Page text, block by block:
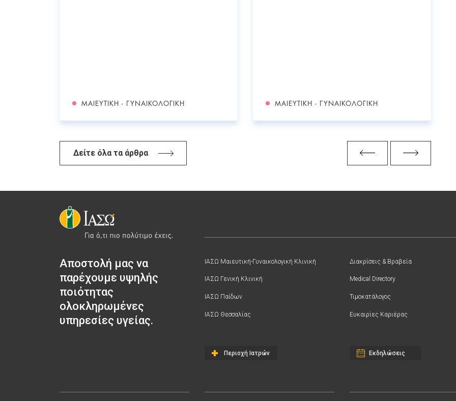
ΜΑΙΕΥΤΙΚΉ - ΓΥΝΑΙΚΟΛΟΓΙΚΉ ΜΑΙΕΥΤΙΚΉ - ΓΥΝΑΙΚΟΛΟΓΙΚΉ
Δείτε όλα τα άρθρα
Αποστολή μας να
παρέχουμε υψηλής
ποιότητας
ολοκληρωμένες
υπηρεσίες υγείας.
ΙΑΣΩ Μαιευτική-Γυναικολογική Κλινική
ΙΑΣΩ Γενική Κλινική
ΙΑΣΩ Παίδων
ΙΑΣΩ Θεσσαλίας
Περιοχή Ιατρών
Διακρίσεις & Βραβεία
Medical Directory
Τιμοκατάλογος
Ευκαιρίες Καριέρας
Εκδηλώσεις